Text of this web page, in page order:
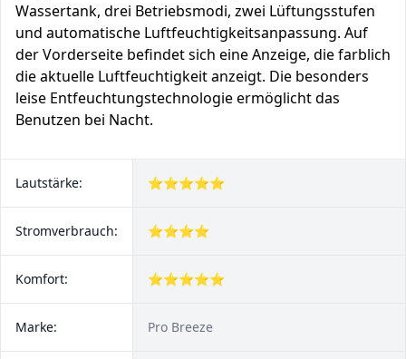
Wassertank, drei Betriebsmodi, zwei Lüftungsstufen
und automatische Luftfeuchtigkeitsanpassung. Auf
der Vorderseite befindet sich eine Anzeige, die farblich
die aktuelle Luftfeuchtigkeit anzeigt. Die besonders
leise Entfeuchtungstechnologie ermöglicht das
Benutzen bei Nacht.
Lautstärke: ⭐⭐⭐⭐⭐
Stromverbrauch: ⭐⭐⭐⭐
Komfort: ⭐⭐⭐⭐⭐
Marke: Pro Breeze